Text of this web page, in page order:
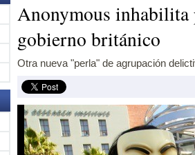
Anonymous
gobierno británico
Otra nueva "perla" de agrupación